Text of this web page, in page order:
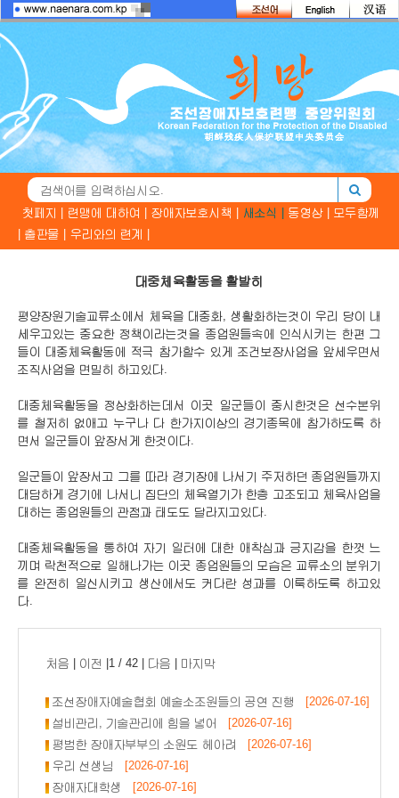
첫페지 | 련맹에 대하여 | 장애자보호시책 | 새소식 | 동영상 |
모두함께
출판물 | 우리와의 련계 |
대중체육활동을 활발히
평양장원기술교류소에서 체육을 대중화, 생활화하는것이 우리 당이 내
세우고있는 중요한 정책이라는것을 종업원들속에 인식시키는 한편 그
들이 대중체육활동에 적극 참가할수 있게 조건보장사업을 앞세우면서
조직사업을 면밀히 하고있다.
대중체육활동을 정상화하는데서 이곳 일군들이 중시한것은 선수본위
를 철저히 없애고 누구나 다 한가지이상의 경기종목에 참가하도록 하
면서 일군들이 앞장서게 한것이다.
일군들이 앞장서고 그를 따라 경기장에 나서기 주저하던 종업원들까지
대담하게 경기에 나서니 집단의 체육열기가 한층 고조되고 체육사업을
대하는 종업원들의 관점과 태도도 달라지고있다.
대중체육활동을 통하여 자기 일터에 대한 애착심과 긍지감을 한껏 느
끼며 락천적으로 일해나가는 이곳 종업원들의 모습은 교류소의 분위기
를 완전히 일신시키고 생산에서도 커다란 성과를 이룩하도록 하고있
다.
처음 이전 |1 / 42 | 다음 마지막
조선장애자예술협회 예술소조원들의 공연 진행
[2026-07-16]
설비관리, 기술관리에 힘을 넣어
[2026-07-16]
평범한 장애자부부의 소원도 헤아려
[2026-07-16]
우리 선생님
[2026-07-16]
장애자대학생
[2026-07-16]